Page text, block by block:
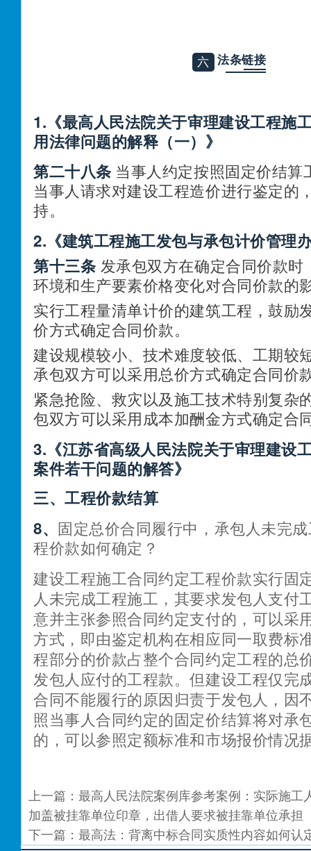
六 法条链接
1. 《最高人民法院关于审理建设工程施
用法律问题的解释（一）》
第二十八条 当事人约定按照固定价结算
当事人请求对建设工程造价进行鉴定的
持。
2. 《建筑工程施工发包与承包计价管理
第十三条 发承包双方在确定合同价款时
环境和生产要素价格变化对合同价款的
实行工程量清单计价的建筑工程，鼓励
价方式确定合同价款。
建设规模较小、技术难度较低、工期较
承包双方可以采用总价方式确定合同价
紧急抢险、救灾以及施工技术特别复杂
包双方可以采用成本加酬金方式确定合
3.《江苏省高级人民法院关于审理建设
案件若干问题的解答》
三、工程价款结算
8、 固定总价合同履行中，承包人未完
程价款如何确定？
建设工程施工合同约定工程价款实行固
人未完成工程施工，其要求发包人支付
意并主张参照合同约定支付的，可以采
方式，即由鉴定机构在相应同一取费标
程部分的价款占整个合同约定工程的总
发包人应付的工程款。但建设工程仅完
合同不能履行的原因归责于发包人，因
照当事人合同约定的固定价结算将对承
的，可以参照定额标准和市场报价情况
上一篇： 最高人民法院案例库参考案例：实际施工
加盖被挂靠单位印章，出借人要求被挂靠单位承担
下一篇： 最高法：背离中标合同实质性内容如何认